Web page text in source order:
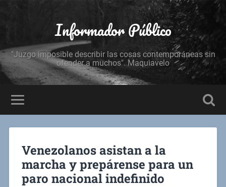
Informador Público
"Juzgo imposible describir las cosas contemporáneas sin
ofender a muchos". Maquiavelo
Venezolanos asistan a la
marcha y prepárense para un
paro nacional indefinido